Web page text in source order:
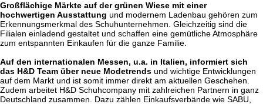
Großflächige Märkte auf der grünen Wiese mit einer
hochwertigen Ausstattung und modernem Ladenbau gehören zum
Erkennungsmerkmal des Schuhunternehmen. Gleichzeitig sind die
Filialen einladend gestaltet und schaffen eine gemütliche Atmosphäre
zum entspannten Einkaufen für die ganze Familie.
Auf den internationalen Messen, u.a. in Italien, informiert sich
das H&D Team über neue Modetrends und wichtige Entwicklungen
auf dem Markt und ist somit immer direkt am aktuellen Geschehen.
Zudem arbeitet H&D Schuhcompany mit zahlreichen Partnern in ganz
Deutschland zusammen. Dazu zählen Einkaufsverbände wie SABU,